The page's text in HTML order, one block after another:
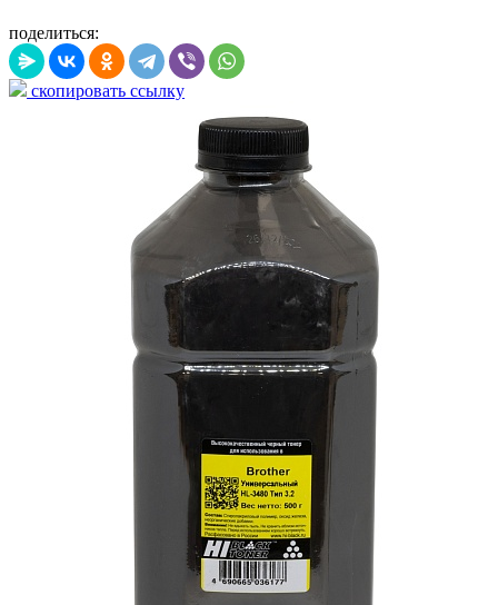
поделиться:
скопировать ссылку